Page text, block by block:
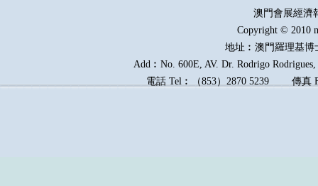
澳門會展經
Copyright © 2010
地址︰澳門羅理基博
Add︰No. 600E, AV. Dr. Rodrigo
電話 Tel︰（853）2870 5239傳真